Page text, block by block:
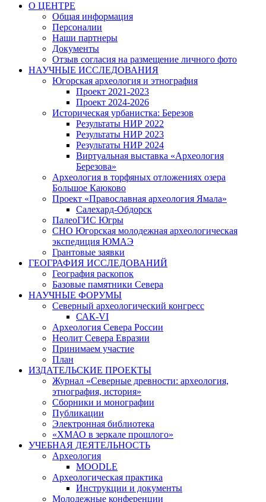
О ЦЕНТРЕ
Общая информация
Персоналии
Наши партнеры
Документы
Отзыв согласия на размещение личного фото
НАУЧНЫЕ ИССЛЕДОВАНИЯ
Югорская археология и этнография
Проект 2021-2023
Проект 2024-2026
Историческая урбанистка: Березов
Результаты НИР 2022
Результаты НИР 2023
Результаты НИР 2024
Виртуальная выставка «Археология
Березова»
Археология в торфяных отложениях озера
Большое Каюково
Проект «Православная археология Ямала»
Салехард-Обдорск
ПалеоГИС Югры
СНО Югорская молодежная археологическая
экспедиция ЮМАЭ
Грантовые заявки
ГЕОГРАФИЯ ИССЛЕДОВАНИЙ
География раскопок
Базовые памятники Севера
НАУЧНЫЕ ФОРУМЫ
Северный археологический конгресс
САК-VI
Археология Севера России
Неолит Севера Евразии
Принимаем участие
План
ИЗДАТЕЛЬСКИЕ ПРОЕКТЫ
Журнал «Северные древности: археология,
этнография, история»
Сборники и монографии
Публикации
Электронная библиотека
«ХМАО в зеркале прошлого»
УЧЕБНАЯ ДЕЯТЕЛЬНОСТЬ
Археология
MOODLE
Археологическая практика
Инструкции и документы
Молодежные конференции